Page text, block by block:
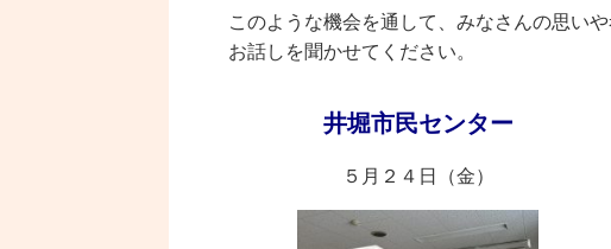
このような機会を通して、みなさんの思い
お話しを聞かせてください。
井堀市民センター
５月２４日（金）